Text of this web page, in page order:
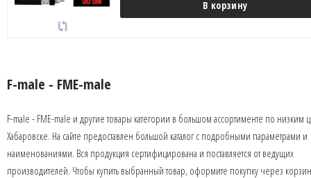
В корзину
F-male - FME-male
F-male - FME-male и другие товары категории в большом ассортименте по низким
Хабаровске. На сайте предоставлен большой каталог с подробными параметрами и
наименованиями. Вся продукция сертифицирована и поставляется от ведущих
производителей. Чтобы купить выбранный товар, оформите покупку через